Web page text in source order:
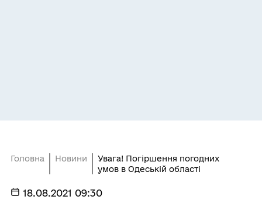
Головна Новини
Увага! Погіршення погодних
умов в Одеській області
18.08.2021 09:30